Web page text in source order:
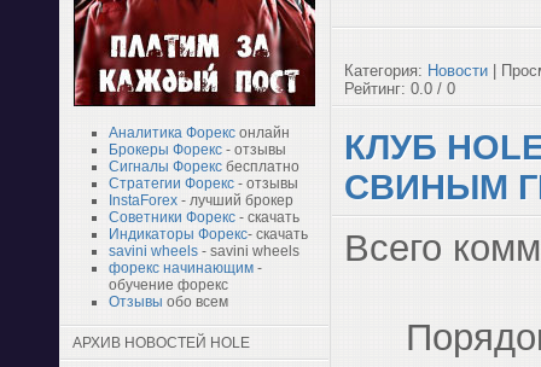
Аналитика Форекс онлайн
Брокеры Форекс - отзывы
Сигналы Форекс бесплатно
Стратегии Форекс - отзывы
InstaForex - лучший брокер
Советники Форекс - скачать
Индикаторы Форекс- скачать
savini wheels - savini wheels
форекс начинающим -
обучение форекс
Отзывы обо всем
АРХИВ НОВОСТЕЙ HOLE
Категория: Новости |
Рейтинг: 0.0 / 0
КЛУБ
СВИНЫМ
Всего